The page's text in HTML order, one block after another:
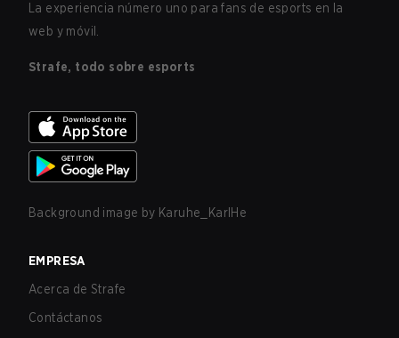
La experiencia número uno para fans de esports en la
web y móvil.
Strafe, todo sobre esports
Background image by Karuhe_KarlHe
EMPRESA
Acerca de Strafe
Contáctanos